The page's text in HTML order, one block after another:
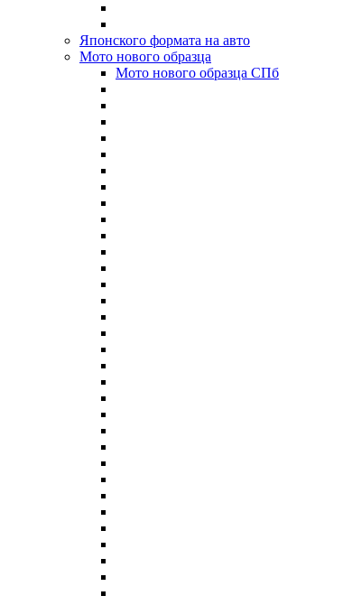
Японского формата на авто
Мото нового образца
Мото нового образца СПб